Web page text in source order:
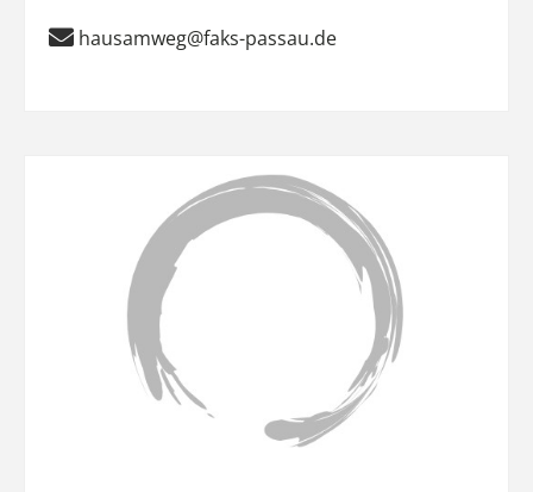
hausamweg@faks-passau.de